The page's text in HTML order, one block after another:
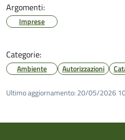
Argomenti:
Imprese
Categorie:
Ambiente Autorizzazioni
Ultimo aggiornamento: 20/05/2026